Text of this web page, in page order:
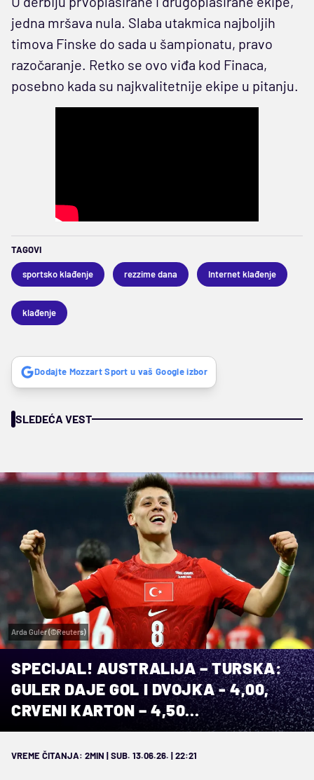
jedna mršava nula. Slaba utakmica najboljih
timova Finske do sada u šampionatu, pravo
razočaranje. Retko se ovo viđa kod Finaca,
posebno kada su najkvalitetnije ekipe u pitanju.
TAGOVI
sportsko klađenje rezzime dana Internet klađenje
klađenje
Dodajte Mozzart Sport u vaš Google izbor
SLEDEĆA VEST
Arda Guler (©Reuters)
SPECIJAL! AUSTRALIJA – TURSKA:
GULER DAJE GOL I DVOJKA - 4,00,
CRVENI KARTON – 4,50...
VREME ČITANJA: 2MIN | SUB. 13.06.26. | 22:21